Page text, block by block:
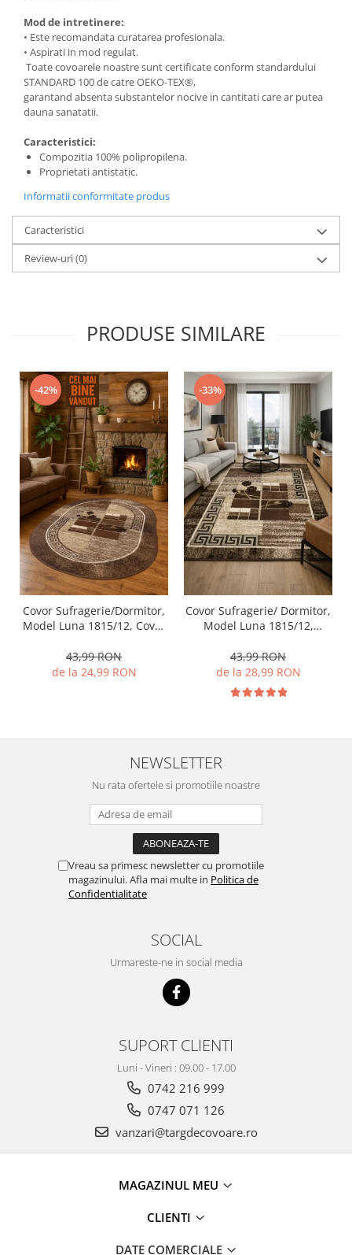
Mod de intretinere:
• Este recomandata curatarea profesionala.
• Aspirati in mod regulat.
Toate covoarele noastre sunt certificate conform standardului
STANDARD 100 de catre OEKO-TEX®,
garantand absenta substantelor nocive in cantitati care ar putea
dauna sanatatii.
Caracteristici:
Compozitia 100% polipropilena.
Proprietati antistatic.
Informatii conformitate produs
Caracteristici
Review-uri(0)
PRODUSE SIMILARE
-42%
Covor Sufragerie/Dormitor,
Model Luna 1815/12, Covor
43,99 RON
de la 24,99 RON
-33%
Covor Sufragerie/ Dormitor,
Model Luna 1815/12,
43,99 RON
de la 28,99 RON
NEWSLETTER
Nu rata ofertele si promotiile noastre
Vreau sa primesc newsletter cu promotiile
magazinului. Afla mai multe in Politica de
Confidentialitate
SOCIAL
Urmareste-ne in social media
SUPORT CLIENTI
Luni - Vineri : 09.00 - 17.00
0742 216 999
0747 071 126
vanzari@targdecovoare.ro
MAGAZINUL MEU
CLIENTI
DATE COMERCIALE